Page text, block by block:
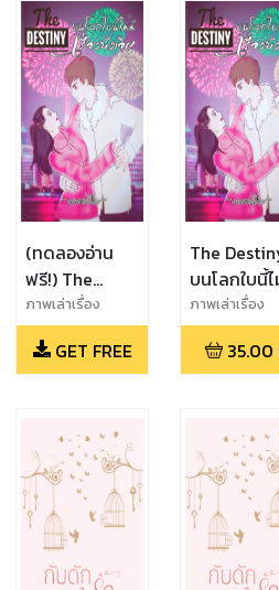
(ทดลองอ่าน
ฟรี!) The
Destiny บน
โลกใบนี้ไม่มี
เรื่องบังเอิญ
ภาพเล่าเรื่อง
GET FREE
The
บนโลกใบนี้
เรื่องบังเอิญ
ภาพเล่าเรื่อง
35.00